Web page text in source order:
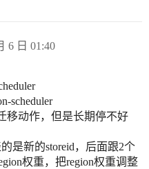
6 日 01:40
scheduler
移动作，但是长期停不好
是新的storeid，后面跟2个
权重，把region权重调整